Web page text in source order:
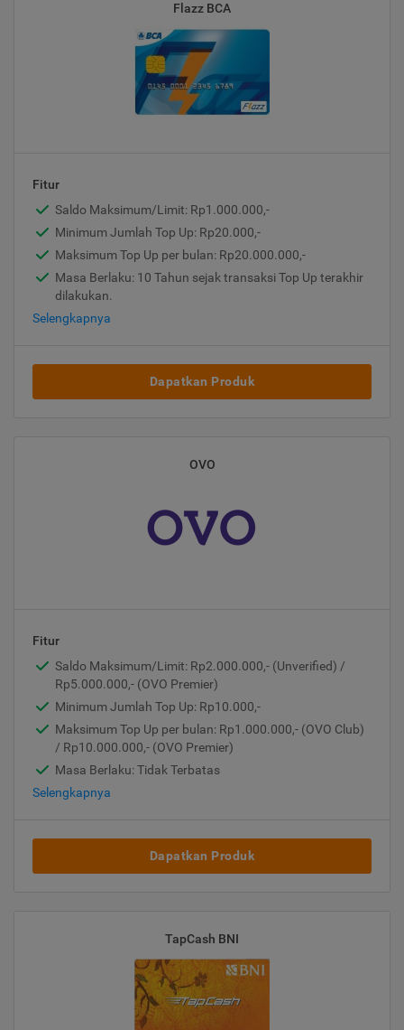
Flazz BCA
Fitur
Saldo Maksimum/Limit: Rp1.000.000,-
Minimum Jumlah Top Up: Rp20.000,-
Maksimum Top Up per bulan: Rp20.000.000,-
Masa Berlaku: 10 Tahun sejak transaksi Top Up terakhir
dilakukan.
Selengkapnya
Dapatkan Produk
OVO
Fitur
Saldo Maksimum/Limit: Rp2.000.000,- (Unverified) /
Rp5.000.000,- (OVO Premier)
Minimum Jumlah Top Up: Rp10.000,-
Maksimum Top Up per bulan: Rp1.000.000,- (OVO Club)
/ Rp10.000.000,- (OVO Premier)
Masa Berlaku: Tidak Terbatas
Selengkapnya
Dapatkan Produk
TapCash BNI